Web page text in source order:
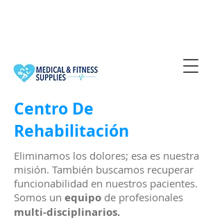
Eliminamos los dolores; esa es nuestra
misión. También buscamos recuperar
funcionabilidad en nuestros pacientes.
Somos un equipo de profesionales
multi-disciplinarios.
Centro De
Rehabilitación